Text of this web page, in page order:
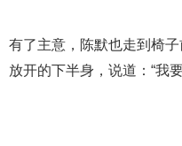
有了主意，陈默也走到椅
放开的下半身，说道：“我